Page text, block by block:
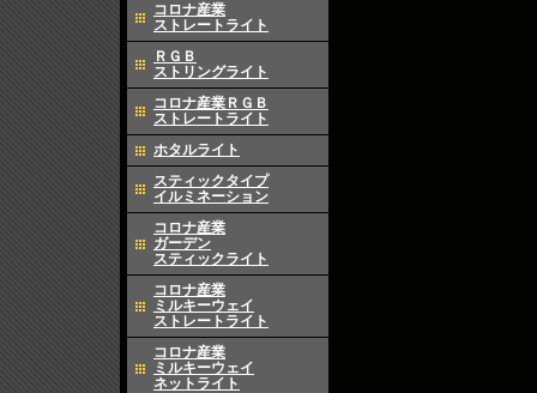
コロナ産業
ストレートライト
ＲＧＢ
ストリングライト
コロナ産業ＲＧＢ
ストレートライト
ホタルライト
スティックタイプ
イルミネーション
コロナ産業
ガーデン
スティックライト
コロナ産業
ミルキーウェイ
ストレートライト
コロナ産業
ミルキーウェイ
ネットライト